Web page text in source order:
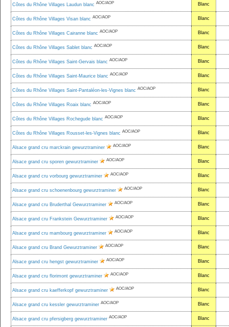
Côtes du Rhône Villages Laudun blanc AOC/AOP Blanc
Côtes du Rhône Villages Visan blanc AOC/AOP Blanc
Côtes du Rhône Villages Cairanne blanc AOC/AOP Blanc
Côtes du Rhône Villages Sablet blanc AOC/AOP Blanc
Côtes du Rhône Villages Saint-Gervais blanc AOC/AOP Blanc
Côtes du Rhône Villages Saint-Maurice blanc AOC/AOP Blanc
Côtes du Rhône Villages Saint-Pantaléon-les-Vignes blanc AOC/AOP Blanc
Côtes du Rhône Villages Roaix blanc AOC/AOP Blanc
Côtes du Rhône Villages Rochegude blanc AOC/AOP Blanc
Côtes du Rhône Villages Rousset-les-Vignes blanc AOC/AOP Blanc
Alsace grand cru marckrain gewurztraminer AOC/AOP Blanc
Alsace grand cru sporen gewurztraminer AOC/AOP Blanc
Alsace grand cru vorbourg gewurztraminer AOC/AOP Blanc
Alsace grand cru schoenenbourg gewurztraminer AOC/AOP Blanc
Alsace grand cru Bruderthal Gewurztraminer AOC/AOP Blanc
Alsace grand cru Frankstein Gewurztraminer AOC/AOP Blanc
Alsace grand cru mambourg gewurztraminer AOC/AOP Blanc
Alsace grand cru Brand Gewurztraminer AOC/AOP Blanc
Alsace grand cru hengst gewurztraminer AOC/AOP Blanc
Alsace grand cru florimont gewurztraminer AOC/AOP Blanc
Alsace grand cru kaefferkopf gewurztraminer AOC/AOP Blanc
Alsace grand cru kessler gewurztraminer AOC/AOP Blanc
Alsace grand cru pfersigberg gewurztraminer AOC/AOP Blanc